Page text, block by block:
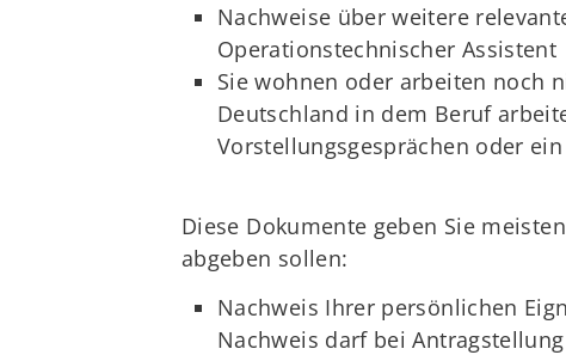
Nachweise über weitere
Operationstechnischer Assistent
Sie wohnen oder arbeiten noch
Deutschland in dem Beruf
Vorstellungsgesprächen oder
Diese Dokumente geben Sie
abgeben sollen:
Nachweis Ihrer persönlichen
Nachweis darf bei